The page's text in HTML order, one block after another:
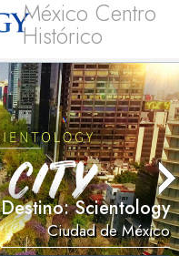
México Centro
Histórico
Destino: Scientology
Ciudad de México